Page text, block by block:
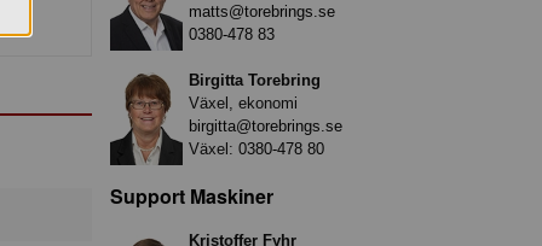
matts@torebrings.se
0380-478 83
Birgitta Torebring
Växel, ekonomi
birgitta@torebrings.se
Växel: 0380-478 80
Support Maskiner
Kristoffer Fyhr